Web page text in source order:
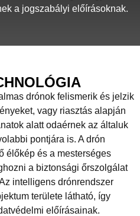
a jogszabályi előírásoknak.
drónok felismerik és jelzik
vagy riasztás alapján
alatt odaérnek az általuk
pontjára is. A drón
élőkép és a mesterséges
a biztonsági őrszolgálat
intelligens drónrendszer
területe látható, így
előírásainak.